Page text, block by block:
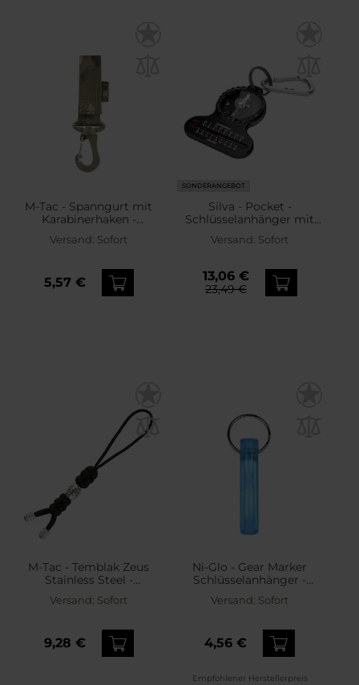
M-Tac - Spanngurt mit
Karabinerhaken -
MultiCam
Versand: Sofort
5,57 €
SONDERANGEBOT
Silva - Pocket -
Schlüsselanhänger mit
Kompass und
Thermometer
Versand: Sofort
13,06 €
23,49 €
M-Tac - Temblak Zeus
Stainless Steel -
Schlüsselanhänger -
Black
Versand: Sofort
9,28 €
Ni-Glo - Gear Marker
Schlüsselanhänger -
Atomic Blue
Versand: Sofort
4,56 €
Empfohlener Herstellerpreis